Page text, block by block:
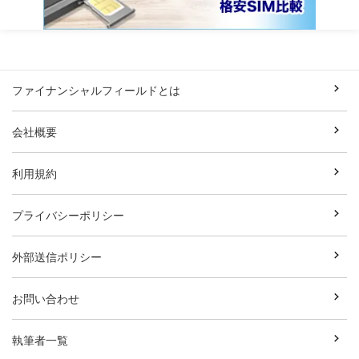
ファイナンシャルフィールドとは
会社概要
利用規約
プライバシーポリシー
外部送信ポリシー
お問い合わせ
執筆者一覧